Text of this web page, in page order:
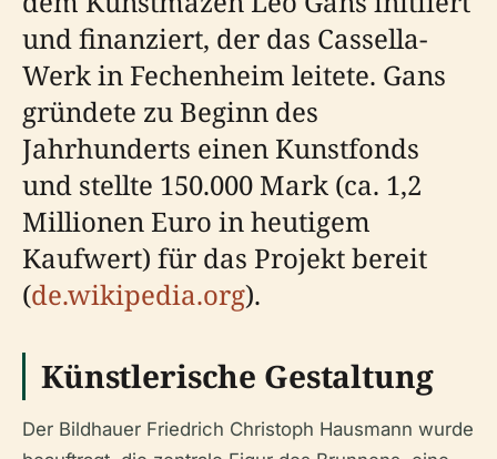
und finanziert, der das Cassella-
Werk in Fechenheim leitete. Gans
gründete zu Beginn des
Jahrhunderts einen Kunstfonds
und stellte 150.000 Mark (ca. 1,2
Millionen Euro in heutigem
Kaufwert) für das Projekt bereit
(de.wikipedia.org).
Künstlerische Gestaltung
Der Bildhauer Friedrich Christoph Hausmann wurde